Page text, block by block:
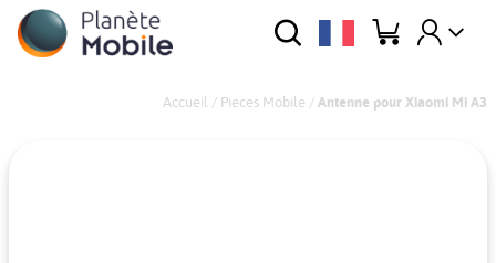
Accueil / Pieces Mobile / Antenne pour Xiaomi Mi A3